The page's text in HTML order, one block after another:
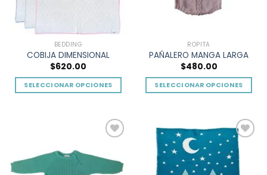
BEDDING
COBIJA DIMENSIONAL
$620.00
SELECCIONAR OPCIONES
variantes.
Las
ROPITA
PAÑALERO MANGA LARGA
$480.00
SELECCIONAR OPCIONES
múltiples
variantes.
Las
wishlist
Add to
wishlist